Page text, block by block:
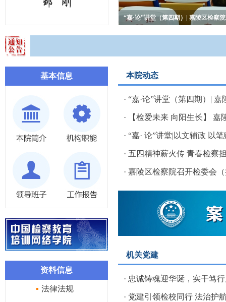
基本信息
资料信息
法律法规
本院动态
· “嘉·论”讲堂（第四期）| 嘉
· 【检爱未来 向阳生长】 嘉
· “嘉· 论”讲堂|以文辅政 以
· 五四精神薪火传 青春检察
· 嘉陵区检察院召开检委会
机关党建
· 忠诚铸魂迎华诞，实干笃
· 党建引领检校同行 法治护